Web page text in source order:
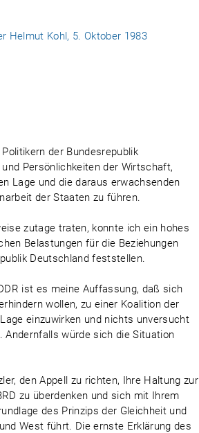
Helmut Kohl, 5. Oktober 1983
der Bundesrepublik
Persönlichkeiten der Wirtschaft,
Lage und die daraus erwachsenden
der Staaten zu führen.
zutage traten, konnte ich ein hohes
Belastungen für die Beziehungen
Deutschland feststellen.
ist es meine Auffassung, daß sich
wollen, zu einer Koalition der
einzuwirken und nichts unversucht
Andernfalls würde sich die Situation
den Appell zu richten, Ihre Haltung zur
zu überdenken und sich mit Ihrem
des Prinzips der Gleichheit und
West führt. Die ernste Erklärung des